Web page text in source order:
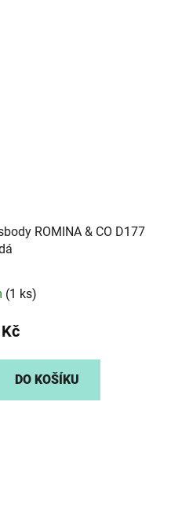
ROMINA & CO D177
(1 ks)
DO KOŠÍKU